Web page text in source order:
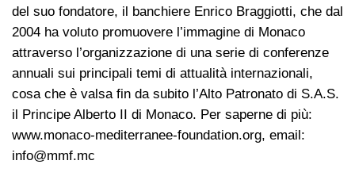
del suo fondatore, il banchiere Enrico Braggiotti, che dal
2004 ha voluto promuovere l’immagine di Monaco
attraverso l’organizzazione di una serie di conferenze
annuali sui principali temi di attualità internazionali,
cosa che è valsa fin da subito l’Alto Patronato di S.A.S.
il Principe Alberto II di Monaco. Per saperne di più:
www.monaco-mediterranee-foundation.org, email:
info@mmf.mc